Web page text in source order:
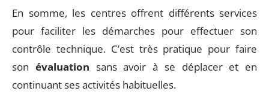
En somme, les centres offrent différents services
pour faciliter les démarches pour effectuer son
contrôle technique. C’est très pratique pour faire
son évaluation sans avoir à se déplacer et en
continuant ses activités habituelles.